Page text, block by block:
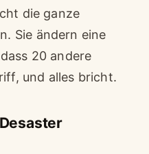
die ganze
Sie ändern eine
20 andere
und alles bricht.